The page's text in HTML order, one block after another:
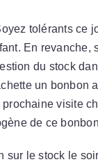
tolérants ce
En
du stock
un bonbon
visite
de ce
sur le stock le